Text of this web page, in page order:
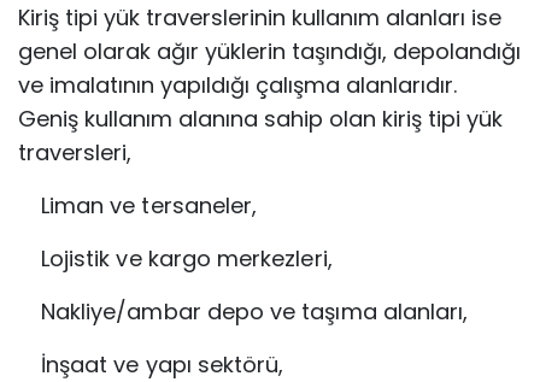
Kiriş tipi yük traverslerinin kullanım alanları ise
genel olarak ağır yüklerin taşındığı, depolandığı
ve imalatının yapıldığı çalışma alanlarıdır.
Geniş kullanım alanına sahip olan kiriş tipi yük
traversleri,
Liman ve tersaneler,
Lojistik ve kargo merkezleri,
Nakliye/ambar depo ve taşıma alanları,
İnşaat ve yapı sektörü,